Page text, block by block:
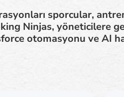
sporcular,
Ninjas, yöneticilere
otomasyonu ve AI